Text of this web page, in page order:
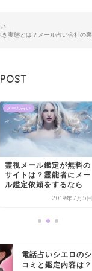
き実態とは？メール占い会社の
メール占い
霊視メール鑑定が無料の
サイトは？霊能者にメー
ル鑑定依頼をするなら
2019年7月5日
電話占いシエロの
コミと鑑定内容は？